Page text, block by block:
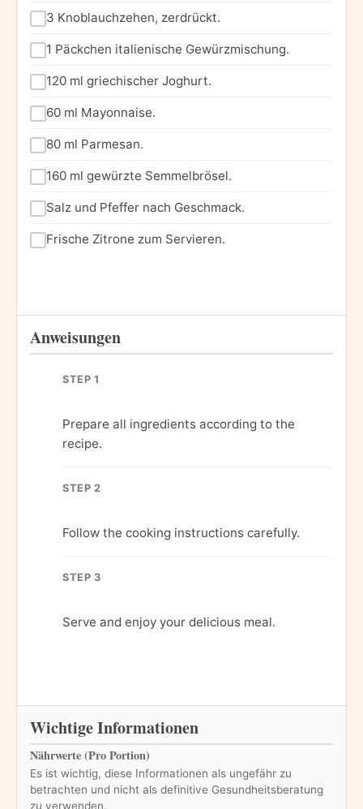
3 Knoblauchzehen, zerdrückt.
1 Päckchen italienische Gewürzmischung.
120 ml griechischer Joghurt.
60 ml Mayonnaise.
80 ml Parmesan.
160 ml gewürzte Semmelbrösel.
Salz und Pfeffer nach Geschmack.
Frische Zitrone zum Servieren.
Anweisungen
STEP 1
Prepare all ingredients according to the
recipe.
STEP 2
Follow the cooking instructions carefully.
STEP 3
Serve and enjoy your delicious meal.
Wichtige Informationen
Nährwerte (Pro Portion)
Es ist wichtig, diese Informationen als ungefähr zu
betrachten und nicht als definitive Gesundheitsberatung
zu verwenden.